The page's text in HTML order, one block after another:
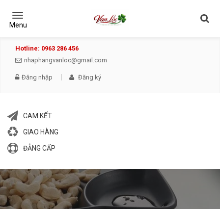
Hotline: 0963 286 456
nhaphangvanloc@gmail.com
Đăng nhập Đăng ký
CAM KẾT
GIAO HÀNG
ĐẲNG CẤP
Toggle
Menu